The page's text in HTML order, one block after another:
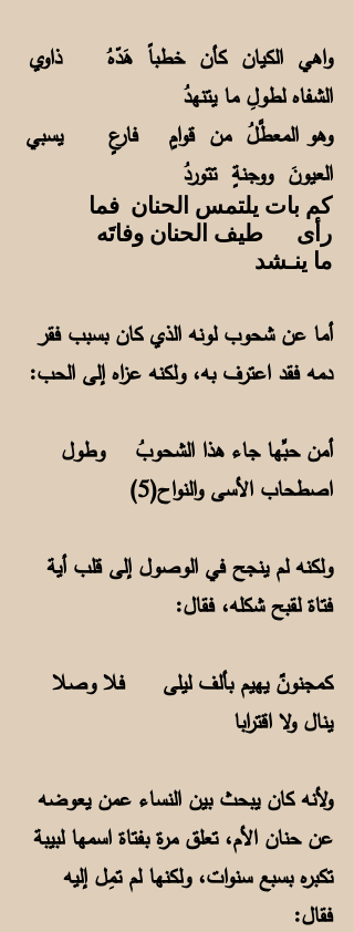
واهي الكيان كأن خطباً هَدّهُ ذاوي
الشفاه لطولِ ما يتنهدُ
وهو المعطَّلُ من قوامٍ فارعٍ يسبي
العيونَ ووجنةٍ تتوردُ
كم بات يلتمس الحنان فما
رأى طيف الحنان وفاتَه
ما ينـشد
أما عن شحوب لونه الذي كان بسبب فقر
دمه فقد اعترف به، ولكنه عزاه إلى الحب:
أمن حبِّها جاء هذا الشحوبُ وطول
اصطحاب الأسى والنواح(5)
ولكنه لم ينجح في الوصول إلى قلب أية
فتاة لقبح شكله، فقال:
كمجنونٌ يهيم بألف ليلى فلا وصلا
ينال ولا اقترابا
ولأنه كان يبحث بين النساء عمن يعوضه
عن حنان الأم، تعلق مرة بفتاة اسمها لبيبة
تكبره بسبع سنوات، ولكنها لم تمِل إليه
فقال: